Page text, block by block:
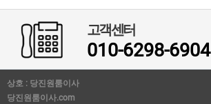
고객센터
010-6298-6904
상호 : 당진원룸이사
당진원룸이사.com